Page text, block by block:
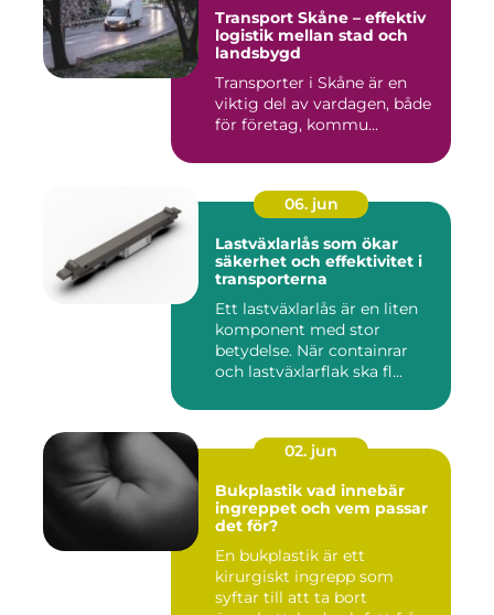
Transport Skåne – effektiv
logistik mellan stad och
landsbygd
Transporter i Skåne är en
viktig del av vardagen, både
för företag, kommu...
06. jun
Lastväxlarlås som ökar
säkerhet och effektivitet i
transporterna
Ett lastväxlarlås är en liten
komponent med stor
betydelse. När containrar
och lastväxlarflak ska fl...
02. jun
Bukplastik vad innebär
ingreppet och vem passar
det för?
En bukplastik är ett
kirurgiskt ingrepp som
syftar till att ta bort